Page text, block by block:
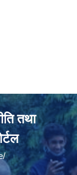
तथा